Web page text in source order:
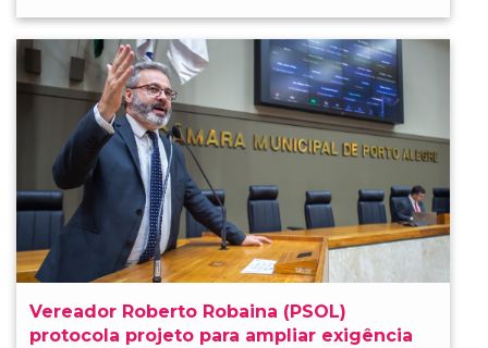
Vereador Roberto Robaina (PSOL)
protocola projeto para ampliar exigência